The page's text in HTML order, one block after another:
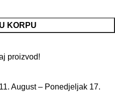
KORPU
proizvod!
August – Ponedjeljak 17.